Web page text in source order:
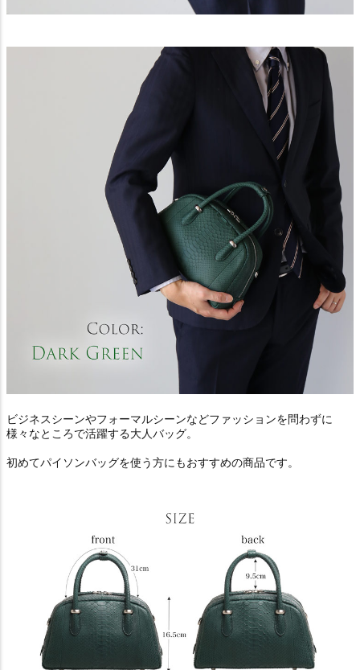
ビジネスシーンやフォーマルシーンなどファッションを問わずに
様々なところで活躍する大人バッグ。
初めてパイソンバッグを使う方にもおすすめの商品です。